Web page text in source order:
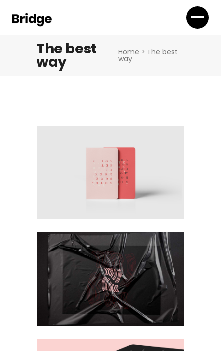
The best
way
Home > The best
way